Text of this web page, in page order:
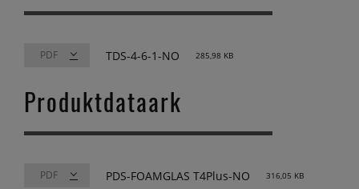
TDS-4-6-1-NO 285,98 KB
Produktdataark
PDS-FOAMGLAS T4Plus-NO 316,05 KB